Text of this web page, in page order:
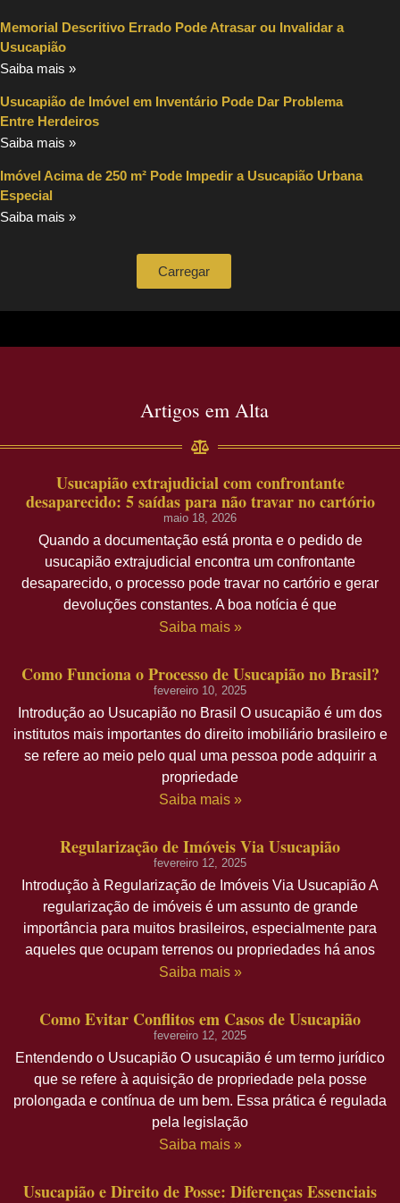
Memorial Descritivo Errado Pode Atrasar ou Invalidar a
Usucapião
Saiba mais »
Usucapião de Imóvel em Inventário Pode Dar Problema
Entre Herdeiros
Saiba mais »
Imóvel Acima de 250 m² Pode Impedir a Usucapião Urbana
Especial
Saiba mais »
Carregar
Artigos em Alta
Usucapião extrajudicial com confrontante
desaparecido: 5 saídas para não travar no cartório
maio 18, 2026
Quando a documentação está pronta e o pedido de
usucapião extrajudicial encontra um confrontante
desaparecido, o processo pode travar no cartório e gerar
devoluções constantes. A boa notícia é que
Saiba mais »
Como Funciona o Processo de Usucapião no Brasil?
fevereiro 10, 2025
Introdução ao Usucapião no Brasil O usucapião é um dos
institutos mais importantes do direito imobiliário brasileiro e
se refere ao meio pelo qual uma pessoa pode adquirir a
propriedade
Saiba mais »
Regularização de Imóveis Via Usucapião
fevereiro 12, 2025
Introdução à Regularização de Imóveis Via Usucapião A
regularização de imóveis é um assunto de grande
importância para muitos brasileiros, especialmente para
aqueles que ocupam terrenos ou propriedades há anos
Saiba mais »
Como Evitar Conflitos em Casos de Usucapião
fevereiro 12, 2025
Entendendo o Usucapião O usucapião é um termo jurídico
que se refere à aquisição de propriedade pela posse
prolongada e contínua de um bem. Essa prática é regulada
pela legislação
Saiba mais »
Usucapião e Direito de Posse: Diferenças Essenciais